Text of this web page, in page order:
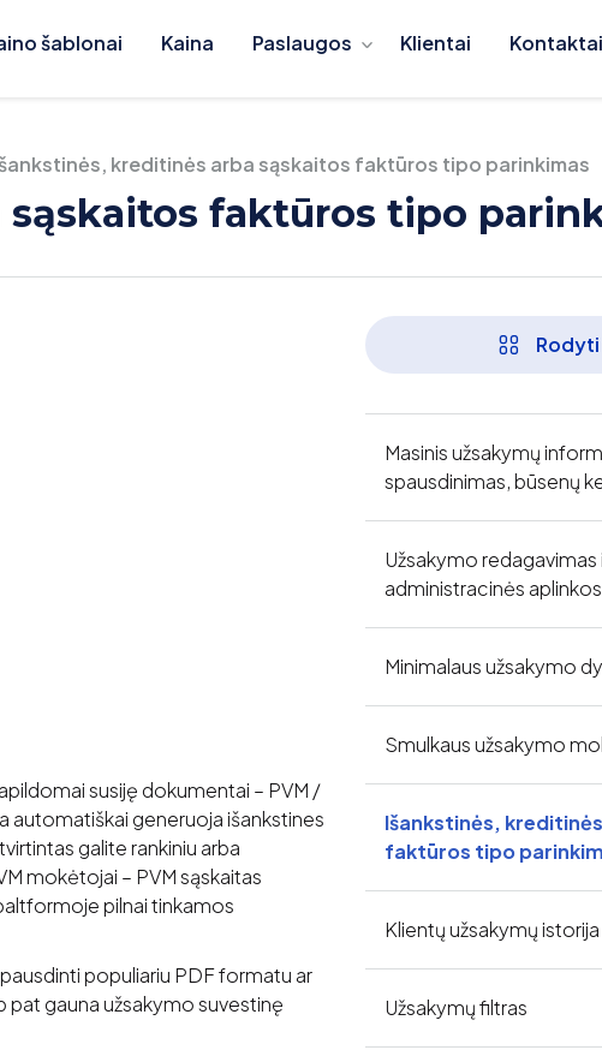
šablonai Kaina Paslaugos Klientai Kontaktai
kreditinės arba sąskaitos faktūros tipo parinkimas
faktūros tipo
susiję dokumentai – PVM /
generuoja išankstines
galite rankiniu arba
mokėtojai – PVM sąskaitas
pilnai tinkamos
populiariu PDF formatu ar
pat gauna užsakymo suvestinę
Masinis užsakymų
spausdinimas, būsenų
Užsakymo redagavimas
administracinės aplinkos
Minimalaus užsakymo
Smulkaus užsakymo
Išankstinės,
faktūros tipo
Klientų užsakymų istorija
Užsakymų filtras